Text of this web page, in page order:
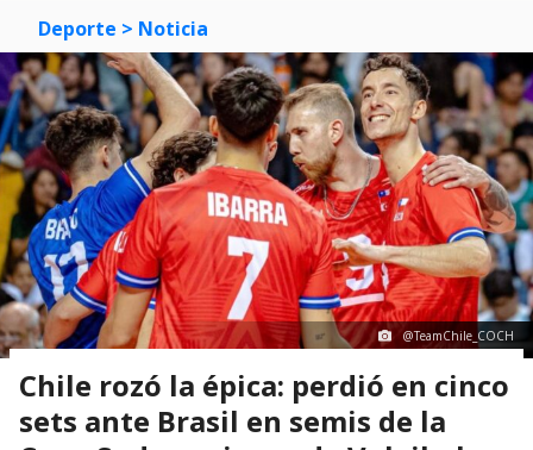
Deporte > Noticia
@TeamChile_COCH
Chile rozó la épica: perdió en cinco
sets ante Brasil en semis de la